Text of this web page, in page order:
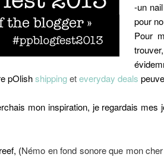
-un
pour
Pour
pOlishshippingeteveryday deals
mon inspiration, je regardais
(Némo en fond sonore que mon